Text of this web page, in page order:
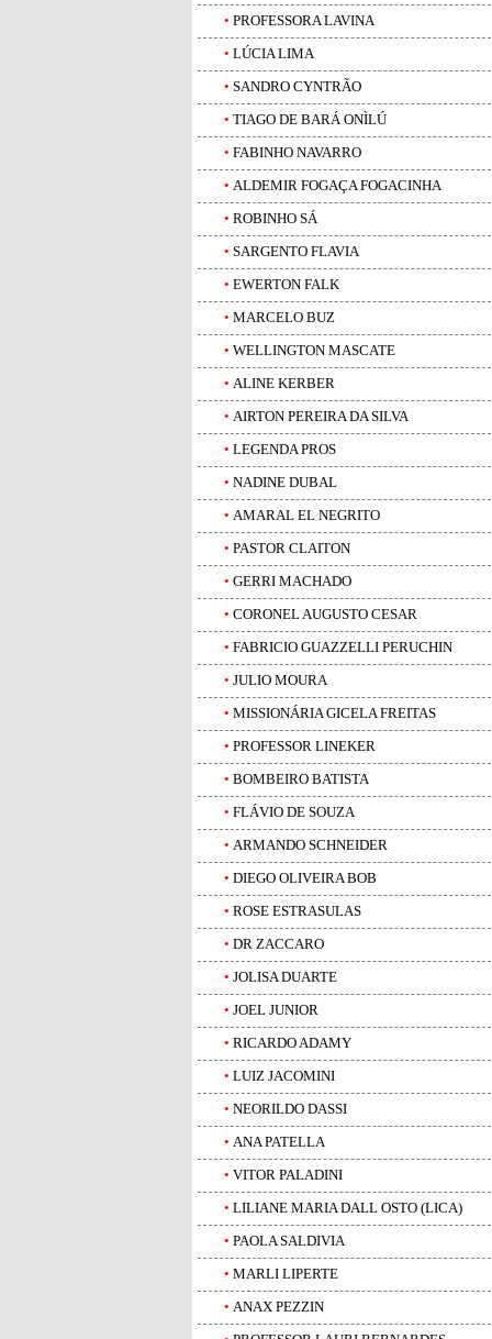
• PROFESSORA LAVINA
• LÚCIA LIMA
• SANDRO CYNTRÃO
• TIAGO DE BARÁ ONÌLÚ
• FABINHO NAVARRO
• ALDEMIR FOGAÇA FOGACINHA
• ROBINHO SÁ
• SARGENTO FLAVIA
• EWERTON FALK
• MARCELO BUZ
• WELLINGTON MASCATE
• ALINE KERBER
• AIRTON PEREIRA DA SILVA
• LEGENDA PROS
• NADINE DUBAL
• AMARAL EL NEGRITO
• PASTOR CLAITON
• GERRI MACHADO
• CORONEL AUGUSTO CESAR
• FABRICIO GUAZZELLI PERUCHIN
• JULIO MOURA
• MISSIONÁRIA GICELA FREITAS
• PROFESSOR LINEKER
• BOMBEIRO BATISTA
• FLÁVIO DE SOUZA
• ARMANDO SCHNEIDER
• DIEGO OLIVEIRA BOB
• ROSE ESTRASULAS
• DR ZACCARO
• JOLISA DUARTE
• JOEL JUNIOR
• RICARDO ADAMY
• LUIZ JACOMINI
• NEORILDO DASSI
• ANA PATELLA
• VITOR PALADINI
• LILIANE MARIA DALL OSTO (LICA)
• PAOLA SALDIVIA
• MARLI LIPERTE
• ANAX PEZZIN